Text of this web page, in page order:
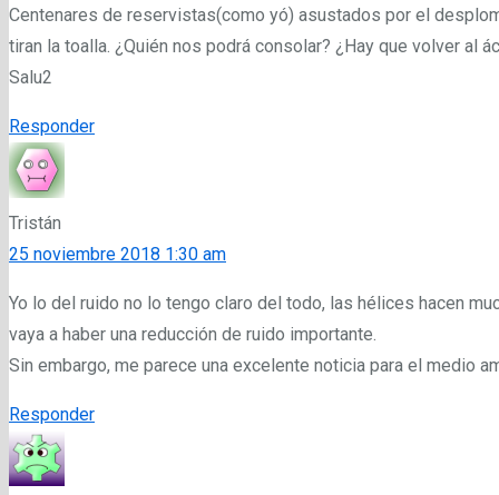
Centenares de reservistas(como yó) asustados por el
tiran la toalla. ¿Quién nos podrá consolar? ¿Hay que volver al
Salu2
Responder
Tristán
25 noviembre 2018 1:30 am
Yo lo del ruido no lo tengo claro del todo, las hélices hacen
vaya a haber una reducción de ruido importante.
Sin embargo, me parece una excelente noticia para el medio
Responder